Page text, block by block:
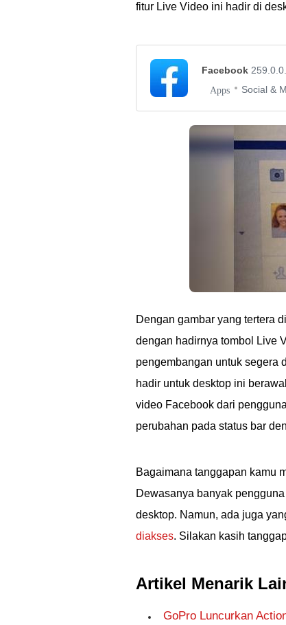
fitur Live Video ini hadir di
Facebook
Apps Social &
Dengan gambar yang tertera
dengan hadirnya tombol Live
pengembangan untuk segera
hadir untuk desktop ini
video Facebook dari pengguna
perubahan pada status bar
Bagaimana tanggapan kamu
Dewasanya banyak
desktop. Namun, ada juga
diakses. Silakan kasih
Artikel Menarik
GoPro Luncurkan